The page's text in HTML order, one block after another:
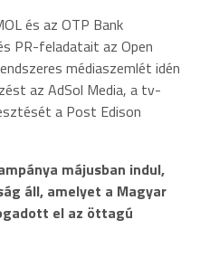
és az OTP Bank
PR-feladatait az Open
médiaszemlét idén
az AdSol Media, a tv-
a Post Edison
májusban indul,
áll, amelyet a Magyar
el az öttagú